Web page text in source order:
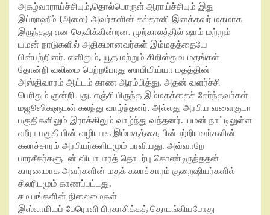
அகழ்வாராய்ச்சியும்,தொல்பொருள் ஆராய்ச்சியும் இது
இப்றாஹீம் (அலை) அவர்களின் கல்தானி இனத்தவர் மதமாக
இருந்தது என தெவிக்கின்றன. முற்காலத்தில் ஷாம் மற்றும்
யமன் நாடுகளில் அதிகமானவர்கள் இம்மதத்தையே
பின்பற்றினர். எனினும், யூத மற்றும் கிறிஸ்துவ மதங்கள்
தோன்றி வலிமை பெற்றபோது ஸாபியிய்யா மதத்தின்
அஸ்திவாரம் ஆட்டம் காண ஆரம்பித்து, அதன் வளர்ச்சி
பெரிதும் குன்றியது. எஞ்சியிருந்த இம்மதத்தைச் சேர்ந்தவர்கள்
மஜூஸிகளுடன் கலந்து வாழ்ந்தனர். அல்லது அரபிய வளைகுடா
பகுதிகளிலும் இராக்கிலும் வாழ்ந்து வந்தனர். யமன் நாட்டிலுள்ள
ஹீரா பகுதியின் வழியாக இம்மதத்தை பின்பற்றியவர்களின்
கலாச்சாரம் அரபியர்களிடமும் பரவியது. அவ்வாறே
பாரசீகர்களுடன் வியாபாரத் தொடர்பு கொண்டிருந்ததன்
காரணமாக அவர்களின் மதக் கலாச்சாரம் குறைஷியர்களில்
சிலரிடமும் காணப்பட்டது.
சமயங்களின் நிலைமைகள்
இஸ்லாமியப் பேரொளி பிரகாசிக்கத் தொடங்கியபோது